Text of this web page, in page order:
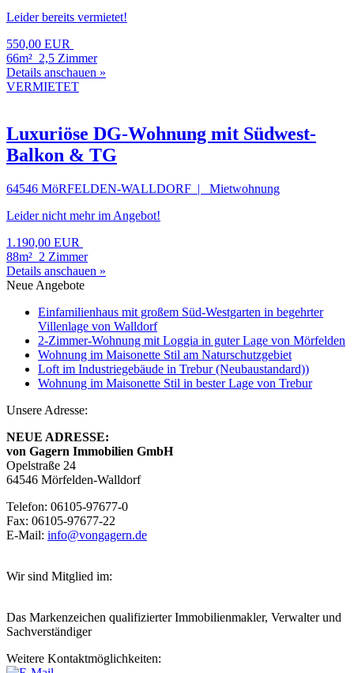
Leider bereits vermietet!
550,00 EUR
66m² 2,5 Zimmer
Details anschauen »
VERMIETET
Luxuriöse DG-Wohnung mit Südwest-
Balkon & TG
64546 MöRFELDEN-WALLDORF | Mietwohnung
Leider nicht mehr im Angebot!
1.190,00 EUR
88m² 2 Zimmer
Details anschauen »
Neue Angebote
Einfamilienhaus mit großem Süd-Westgarten in begehrter
Villenlage von Walldorf
2-Zimmer-Wohnung mit Loggia in guter Lage von Mörfelden
Wohnung im Maisonette Stil am Naturschutzgebiet
Loft im Industriegebäude in Trebur (Neubaustandard))
Wohnung im Maisonette Stil in bester Lage von Trebur
Unsere Adresse:
NEUE ADRESSE:
von Gagern Immobilien GmbH
Opelstraße 24
64546 Mörfelden-Walldorf
Telefon: 06105-97677-0
Fax: 06105-97677-22
E-Mail: info@vongagern.de
Wir sind Mitglied im:
Das Markenzeichen qualifizierter Immobilienmakler, Verwalter und
Sachverständiger
Weitere Kontaktmöglichkeiten: